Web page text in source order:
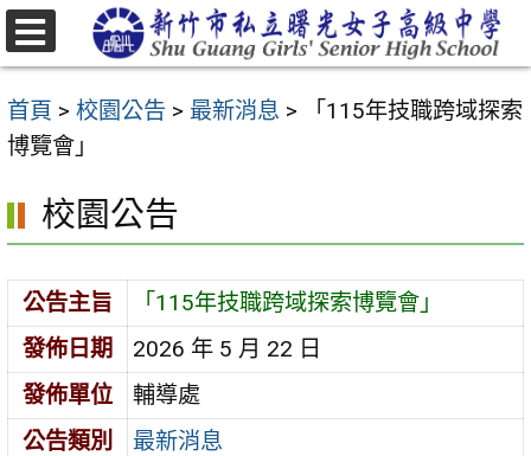
跳
至
要
內
區
首頁 > 校園公告 > 最新消息 >
「115年技職跨域探索
博覽會」
校園公告
公告主旨
「115年技職跨域探索博覽會」
發佈日期
2026 年 5 月 22 日
發佈單位
輔導處
公告類別
最新消息
選
單